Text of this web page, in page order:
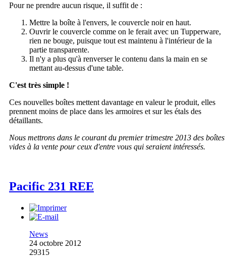
Pour ne prendre aucun risque, il suffit de :
Mettre la boîte à l'envers, le couvercle noir en haut.
Ouvrir le couvercle comme on le ferait avec un Tupperware,
rien ne bouge, puisque tout est maintenu à l'intérieur de la
partie transparente.
Il n'y a plus qu'à renverser le contenu dans la main en se
mettant au-dessus d'une table.
C'est très simple !
Ces nouvelles boîtes mettent davantage en valeur le produit, elles
prennent moins de place dans les armoires et sur les étals des
détaillants.
Nous mettrons dans le courant du premier trimestre 2013 des boîtes
vides à la vente pour ceux d'entre vous qui seraient intéressés.
Pacific 231 REE
News
24 octobre 2012
29315